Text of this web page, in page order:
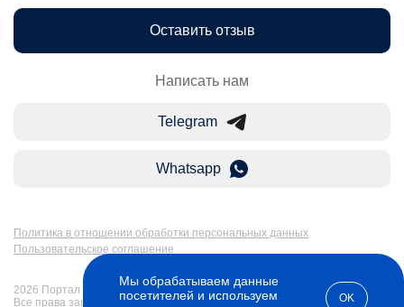
Оставить отзыв
Написать нам
Telegram
Whatsapp
Политика в отношении обработки персональных данных
Пользовательское соглашение
2026 Портал Бакалавр-Магистр: дистанционное образование в России.
Все права защищены
Мы обрабатываем данные
посетителей и используем
OK